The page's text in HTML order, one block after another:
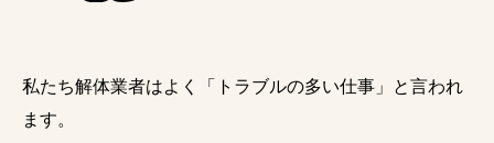
私たち解体業者はよく「トラブルの多い仕事」と言われ
ます。